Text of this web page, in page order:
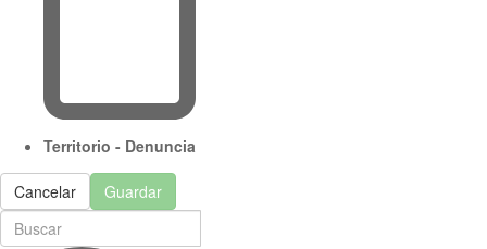
Territorio - Denuncia
Cancelar Guardar